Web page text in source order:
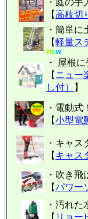
・庭の手
【高枝切
・簡単に
【軽量ス
・ 屋根
【 ニュー
し付）
】
・電動式
【小型電
・キャ
【 キャス
・吹き
【パワー
・汚れた
【 リョー